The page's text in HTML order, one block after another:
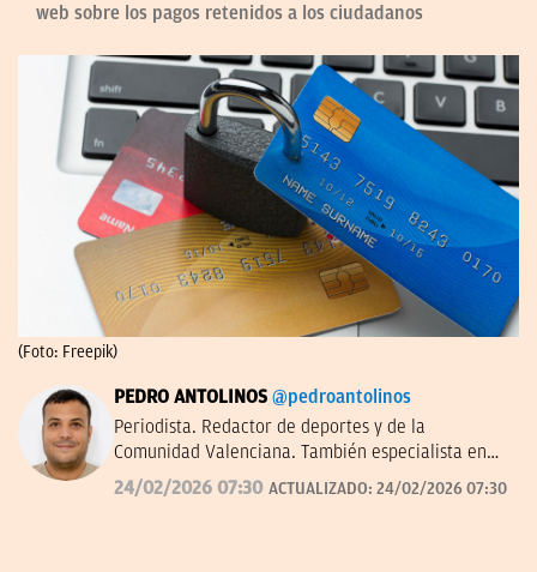
web sobre los pagos retenidos a los ciudadanos
(Foto: Freepik)
PEDRO ANTOLINOS @pedroantolinos
Periodista. Redactor de deportes y de la
Comunidad Valenciana. También especialista en
SEO. En OKDIARIO desde 2017.
24/02/2026 07:30 ACTUALIZADO: 24/02/2026 07:30